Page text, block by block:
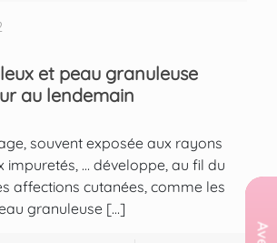
et peau granuleuse
au lendemain
souvent exposée aux rayons
impuretés, … développe, au fil du
affections cutanées, comme les
granuleuse […]